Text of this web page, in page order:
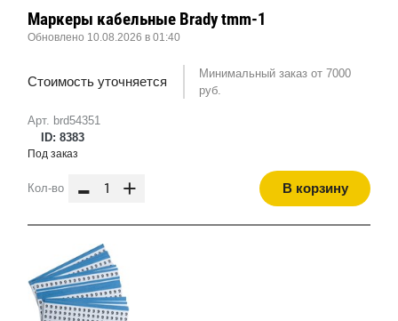
Арт. brd54351
ID: 8383
Маркеры кабельные Brady tmm-1
Обновлено 10.08.2026 в 01:40
Стоимость уточняется
Минимальный заказ от 7000
руб.
Под заказ
Кол-во - + В корзину